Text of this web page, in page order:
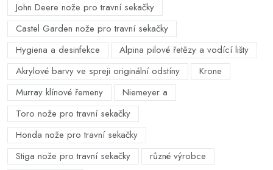
John Deere nože pro travní sekačky
Castel Garden nože pro travní sekačky
Hygiena a desinfekce
Alpina pilové řetězy a vodící lišty
Akrylové barvy ve spreji originální odstíny
Krone
Murray klínové řemeny
Niemeyer a
Toro nože pro travní sekačky
Honda nože pro travní sekačky
Stiga nože pro travní sekačky
různé výrobce